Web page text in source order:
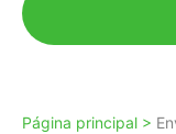
Página principal >